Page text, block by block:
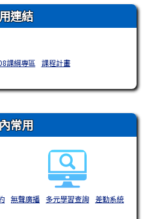
連結
課綱專區 課程計畫
常用
無聲廣播 多元學習查詢 差勤系統